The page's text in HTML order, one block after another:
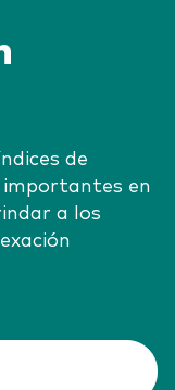
de
importantes en
a los